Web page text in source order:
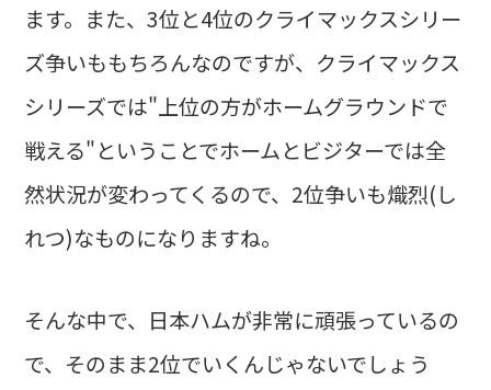
ます。また、3位と4位のクライマックスシリー
ズ争いももちろんなのですが、クライマックス
シリーズでは"上位の方がホームグラウンドで
戦える"ということでホームとビジターでは全
然状況が変わってくるので、2位争いも熾烈(し
れつ)なものになりますね。
そんな中で、日本ハムが非常に頑張っているの
で、そのまま2位でいくんじゃないでしょう